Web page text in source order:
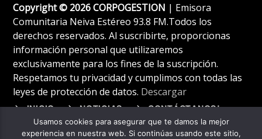
Copyright © 2026 CORPOGESTION | Emisora
Comunitaria Neiva Estéreo 93.8 FM.Todos los
derechos reservados. Al suscribirte, proporcionas
información personal que utilizaremos
exclusivamente para los fines de la suscripción.
Respetamos tu privacidad y cumplimos con todas las
leyes de protección de datos. Descargar
INICIO NOTICIAS CONTÁCTANOS!
Usamos cookies para asegurar que te damos la mejor
experiencia en nuestra web. Si continúas usando este sitio,